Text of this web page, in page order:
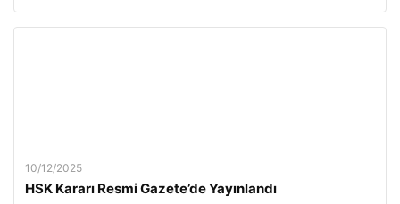
10/12/2025
HSK Kararı Resmi Gazete’de Yayınlandı